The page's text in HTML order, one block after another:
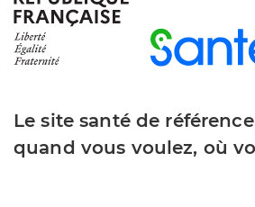
Le site santé de
quand vous voulez, où